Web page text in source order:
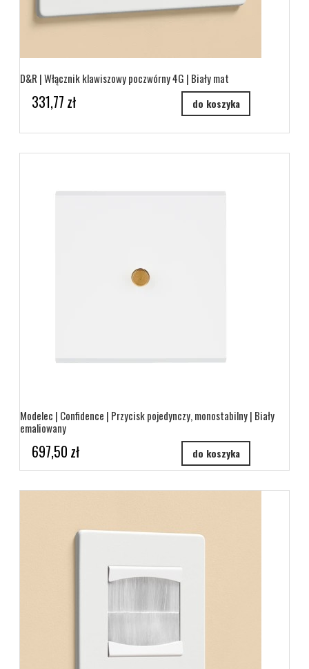
D&R | Włącznik klawiszowy poczwórny 4G | Biały mat
331,77 zł do koszyka
Modelec | Confidence | Przycisk pojedynczy, monostabilny | Biały
emaliowany
697,50 zł do koszyka